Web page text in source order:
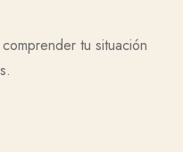
tu situación